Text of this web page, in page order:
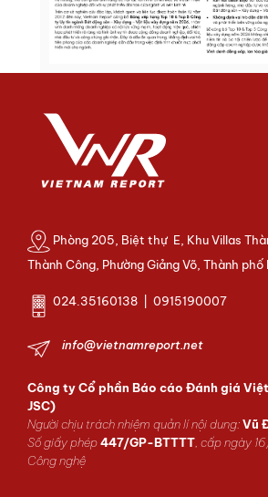
Phòng 205, Biệt thự E, Khu Villas
Thành Công, Phường Giảng Võ, Thành phố
024.35160138 | 0915190007
info@vietnamreport.net
Công ty Cổ phần Báo cáo Đánh giá
JSC)
Người chịu trách nhiệm quản lí nội dung:Vũ
Số giấy phép447/GP-BTTTT, cấp ngày
Công nghệ